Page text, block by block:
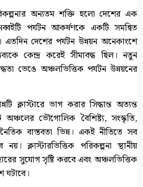
অন্যতম শক্তি হলো দেশের এক
পর্যটন আকর্ষণকে একটি সমন্বিত
দেশের পর্যটন উন্নয়ন অনেকাংশে
কেন্দ্র করেই সীমাবদ্ধ ছিল। নতুন
ভেঙে অঞ্চলভিত্তিক পর্যটন উন্নয়নের
ক্লাস্টারে ভাগ করার সিদ্ধান্ত অত্যন্ত
অঞ্চলের ভৌগোলিক বৈশিষ্ট্য, সংস্কৃতি,
বাস্তবতা ভিন্ন। একই নীতিতে সব
ক্লাস্টারভিত্তিক পরিকল্পনা স্থানীয়
সুযোগ সৃষ্টি করবে এবং অঞ্চলভিত্তিক
ঘটাবে।